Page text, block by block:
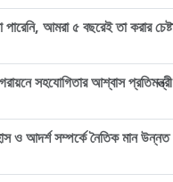
আমরা ৫ বছরেই তা করার
সহযোগিতার আশ্বাস
ও আদর্শ সম্পর্কে নৈতিক মান